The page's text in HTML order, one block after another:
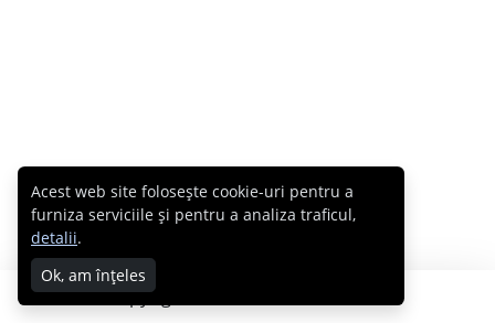
Copyright © 2007 - 2026 Cabral.ro
Acest web site folosește cookie-uri pentru a
furniza serviciile și pentru a analiza traficul,
detalii.
Ok, am înțeles